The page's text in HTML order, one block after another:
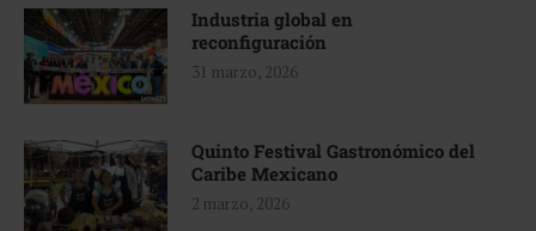
Industria global en
reconfiguración
31 marzo, 2026
Quinto Festival Gastronómico del
Caribe Mexicano
2 marzo, 2026